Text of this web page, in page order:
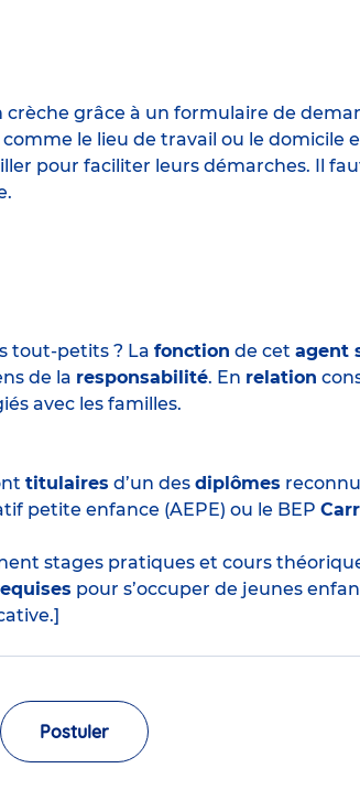
grâce à un formulaire de
le lieu de travail ou le domicile
pour faciliter leurs démarches. Il
tout-petits ? La fonction de cet agent
de la responsabilité. En relation
avec les familles.
titulaires d’un des diplômes
petite enfance (AEPE) ou le BEP
stages pratiques et cours
pour s’occuper de jeunes
Postuler